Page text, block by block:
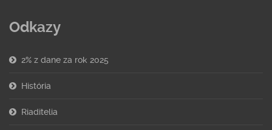
Odkazy
2% z dane za rok 2025
História
Riaditelia